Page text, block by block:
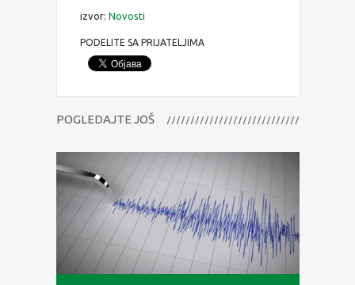
izvor: Novosti
PODELITE SA PRIJATELJIMA
POGLEDAJTE JOŠ